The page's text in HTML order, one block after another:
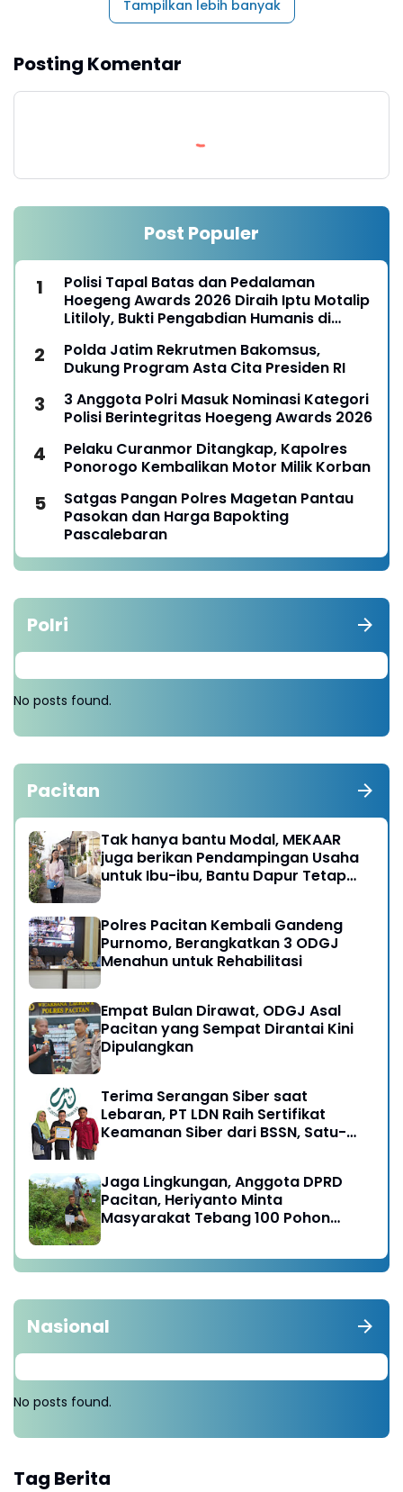
Tampilkan lebih banyak
Posting Komentar
Post Populer
Polisi Tapal Batas dan Pedalaman
Hoegeng Awards 2026 Diraih Iptu Motalip
Litiloly, Bukti Pengabdian Humanis di
Polda Jatim Rekrutmen Bakomsus,
Dukung Program Asta Cita Presiden RI
3 Anggota Polri Masuk Nominasi Kategori
Polisi Berintegritas Hoegeng Awards 2026
Pelaku Curanmor Ditangkap, Kapolres
Ponorogo Kembalikan Motor Milik Korban
Satgas Pangan Polres Magetan Pantau
Pasokan dan Harga Bapokting
Pascalebaran
Polri
No posts found.
Pacitan
Tak hanya bantu Modal, MEKAAR
juga berikan Pendampingan Usaha
untuk Ibu-ibu, Bantu Dapur Tetap
Polres Pacitan Kembali Gandeng
Purnomo, Berangkatkan 3 ODGJ
Menahun untuk Rehabilitasi
Empat Bulan Dirawat, ODGJ Asal
Pacitan yang Sempat Dirantai Kini
Dipulangkan
Terima Serangan Siber saat
Lebaran, PT LDN Raih Sertifikat
Keamanan Siber dari BSSN, Satu-
Jaga Lingkungan, Anggota DPRD
Pacitan, Heriyanto Minta
Masyarakat Tebang 100 Pohon
Nasional
No posts found.
Tag Berita